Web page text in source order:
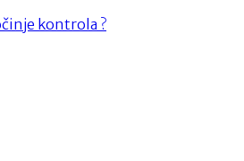
kontrola ?